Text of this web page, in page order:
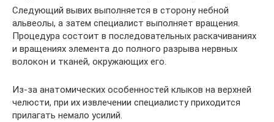
Следующий вывих выполняется в сторону небной
альвеолы, а затем специалист выполняет вращения.
Процедура состоит в последовательных раскачиваниях
и вращениях элемента до полного разрыва нервных
волокон и тканей, окружающих его.
Из-за анатомических особенностей клыков на верхней
челюсти, при их извлечении специалисту приходится
прилагать немало усилий.